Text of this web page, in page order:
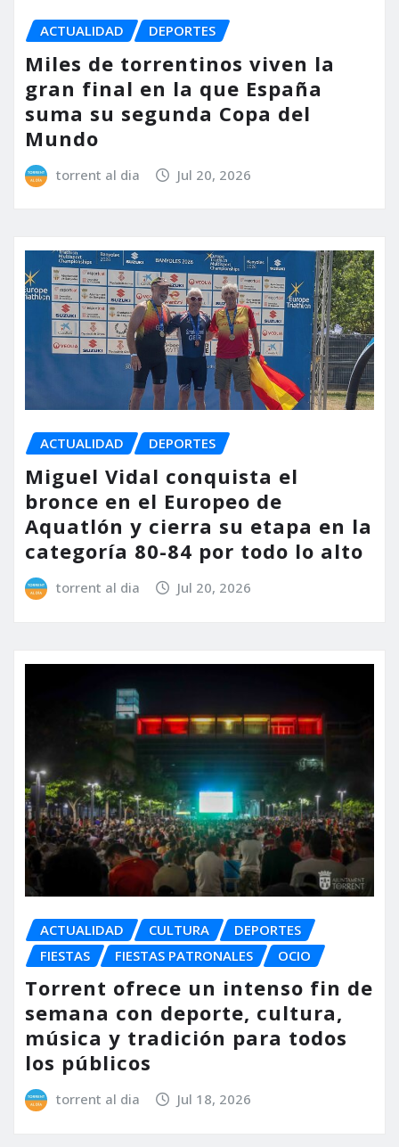
ACTUALIDAD DEPORTES
Miles de torrentinos viven la
gran final en la que España
suma su segunda Copa del
Mundo
torrent al dia Jul 20, 2026
ACTUALIDAD DEPORTES
Miguel Vidal conquista el
bronce en el Europeo de
Aquatlón y cierra su etapa en la
categoría 80-84 por todo lo alto
torrent al dia Jul 20, 2026
ACTUALIDAD CULTURA
DEPORTES
FIESTAS
FIESTAS PATRONALES OCIO
Torrent ofrece un intenso fin de
semana con deporte, cultura,
música y tradición para todos
los públicos
torrent al dia Jul 18, 2026